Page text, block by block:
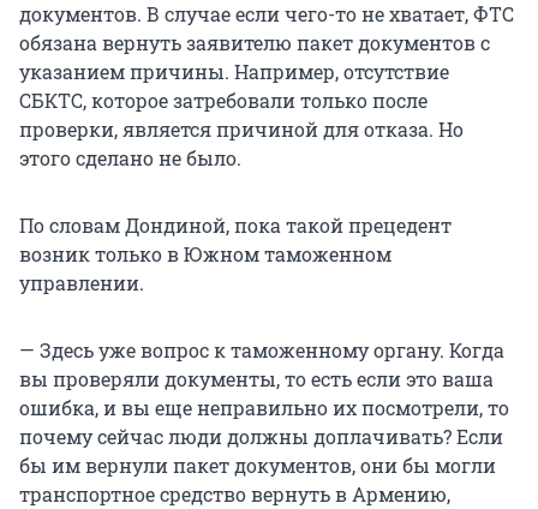
документов. В случае если чего-то не хватает, ФТС
обязана вернуть заявителю пакет документов с
указанием причины. Например, отсутствие
СБКТС, которое затребовали только после
проверки, является причиной для отказа. Но
этого сделано не было.
По словам Дондиной, пока такой прецедент
возник только в Южном таможенном
управлении.
— Здесь уже вопрос к таможенному органу. Когда
вы проверяли документы, то есть если это ваша
ошибка, и вы еще неправильно их посмотрели, то
почему сейчас люди должны доплачивать? Если
бы им вернули пакет документов, они бы могли
транспортное средство вернуть в Армению,